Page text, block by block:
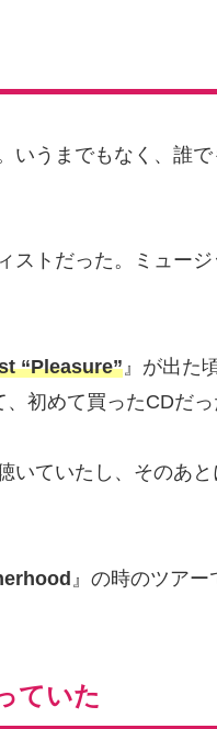
いうまでもなく、誰で
ストだった。ミュージ
“Pleasure” 』が出た
初めて買ったCDだっ
いていたし、そのあ
』の時のツア
ていた